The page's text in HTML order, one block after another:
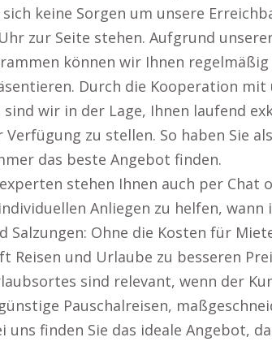
keine Sorgen um unsere
zur Seite stehen. Aufgrund
können wir Ihnen
Durch die Kooperation
wir in der Lage, Ihnen laufend
zu stellen. So haben Sie
das beste Angebot finden.
stehen Ihnen auch per Chat
Anliegen zu helfen,
Salzungen: Ohne die Kosten für
Reisen und Urlaube zu besseren
sind relevant, wenn der
Pauschalreisen,
uns finden Sie das ideale Angebot,